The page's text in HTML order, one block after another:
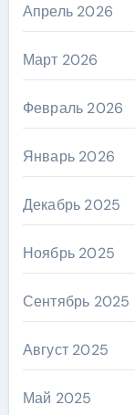
Апрель 2026
Март 2026
Февраль 2026
Январь 2026
Декабрь 2025
Ноябрь 2025
Сентябрь 2025
Август 2025
Май 2025